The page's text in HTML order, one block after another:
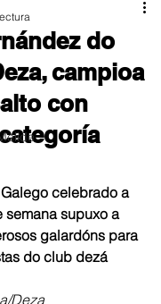
do
campioa
con
celebrado a
semana supuxo a
galardóns para
do club dezá
Deza